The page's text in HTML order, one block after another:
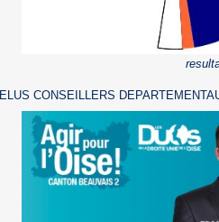
ELUS CONSEILLERS